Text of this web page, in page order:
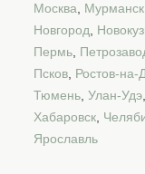
Москва, Мурманск
Новгород,
Пермь,
Псков, Ростов-на-
Тюмень, Улан-Удэ,
Хабаровск,
Ярославль